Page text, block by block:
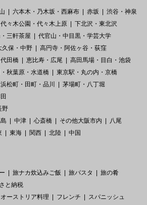
六本木・乃木坂・西麻布 赤坂
渋谷・神泉
代々木公園・代々木上原
下北沢・東北沢
三軒茶屋
代官山・中目黒・学芸大学
久保・中野
高円寺・阿佐ヶ谷・荻窪
田橋 恵比寿・広尾
高田馬場・目白・池袋
秋葉原・水道橋
東京駅・丸の内・京橋
浜松町・田町・品川
茅場町・八丁堀
野
中津 心斎橋 その他大阪市内
八尾
東海 関西 北陸 中国
旅ナカ炊込みご飯 旅パスタ
旅の肴
と納税
オーストリア料理 フレンチ
スパニッシュ